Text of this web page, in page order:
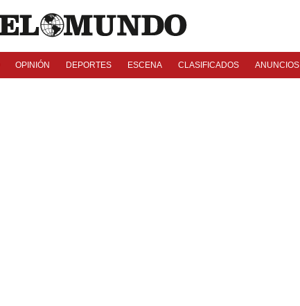
OPINIÓN DEPORTES ESCENA CLASIFICADOS ANUNCIOS